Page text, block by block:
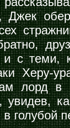
Джек
и с теми,
Херу-
лорд в
голубой